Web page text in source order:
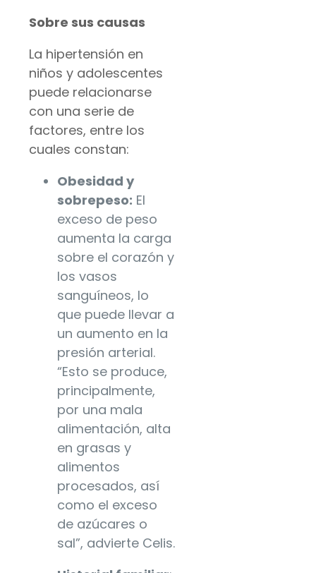
Sobre sus causas
La hipertensión en
niños y adolescentes
puede relacionarse
con una serie de
factores, entre los
cuales constan:
Obesidad y
sobrepeso: El
exceso de peso
aumenta la carga
sobre el corazón y
los vasos
sanguíneos, lo
que puede llevar a
un aumento en la
presión arterial.
“Esto se produce,
principalmente,
por una mala
alimentación, alta
en grasas y
alimentos
procesados, así
como el exceso
de azúcares o
sal”, advierte Celis.